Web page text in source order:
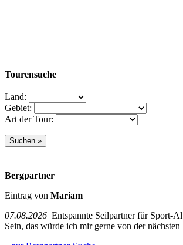
Tourensuche
Land:
Gebiet:
Art der Tour:
Bergpartner
Eintrag von Mariam
07.08.2026 Entspannte Seilpartner für Sport-
Sein, das würde ich mir gerne von der